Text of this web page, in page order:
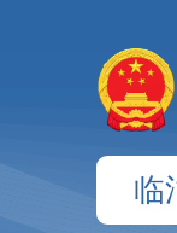
临